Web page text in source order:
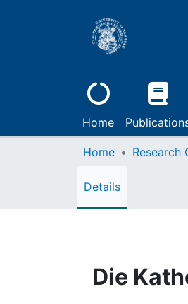
Home
Home Research
Details
Die